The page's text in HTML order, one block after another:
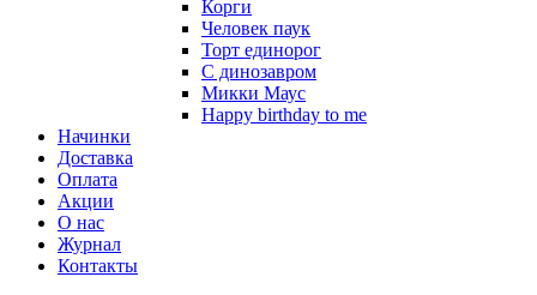
Корги
Человек паук
Торт единорог
С динозавром
Микки Маус
Happy birthday to me
Начинки
Доставка
Оплата
Акции
О нас
Журнал
Контакты